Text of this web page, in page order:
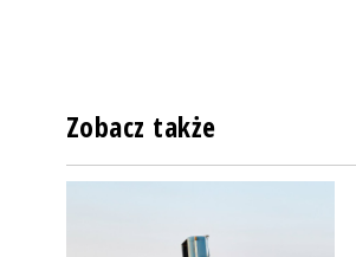
Zobacz także